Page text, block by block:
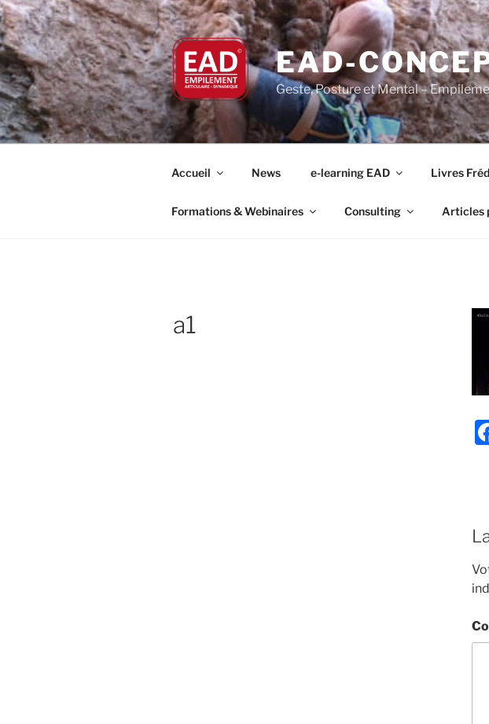
Aller
au
contenu
principal
EAD-
Geste, Posture et Mental –
Accueil News e-learning EAD Livres
Formations & Webinaires Consulting Articles
a1